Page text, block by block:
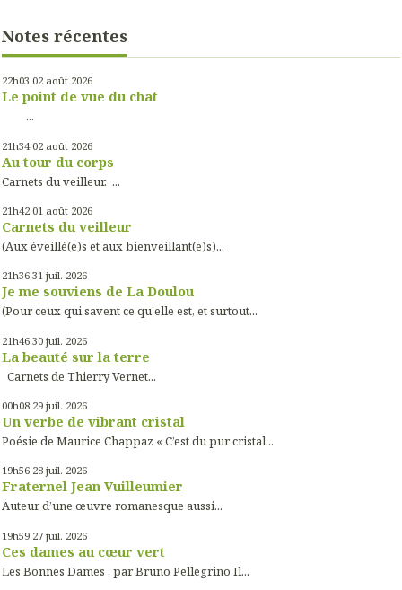
Notes récentes
22h03 02 août 2026
Le point de vue du chat
...
21h34 02 août 2026
Au tour du corps
Carnets du veilleur. ...
21h42 01 août 2026
Carnets du veilleur
(Aux éveillé(e)s et aux bienveillant(e)s)...
21h36 31 juil. 2026
Je me souviens de La Doulou
(Pour ceux qui savent ce qu'elle est, et surtout...
21h46 30 juil. 2026
La beauté sur la terre
Carnets de Thierry Vernet...
00h08 29 juil. 2026
Un verbe de vibrant cristal
Poésie de Maurice Chappaz « C’est du pur cristal...
19h56 28 juil. 2026
Fraternel Jean Vuilleumier
Auteur d’une œuvre romanesque aussi...
19h59 27 juil. 2026
Ces dames au cœur vert
Les Bonnes Dames , par Bruno Pellegrino Il...